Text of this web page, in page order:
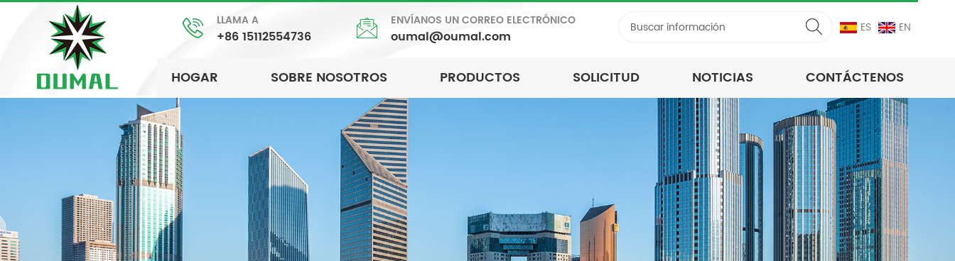
ES EN
LLAMA A
+86 15112554736
ENVÍANOS UN CORREO ELECTRÓNICO
oumal@oumal.com
HOGAR SOBRE NOSOTROS PRODUCTOS SOLICITUD NOTICIAS CONTÁCTENOS